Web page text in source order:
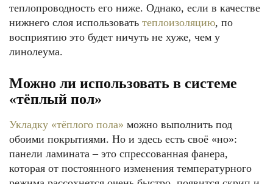
теплопроводность его ниже. Однако, если в качестве
нижнего слоя использовать теплоизоляцию, по
восприятию это будет ничуть не хуже, чем у
линолеума.
Можно ли использовать в системе
«тёплый пол»
Укладку «тёплого пола» можно выполнить под
обоими покрытиями. Но и здесь есть своё «но»:
панели ламината – это спрессованная фанера,
которая от постоянного изменения температурного